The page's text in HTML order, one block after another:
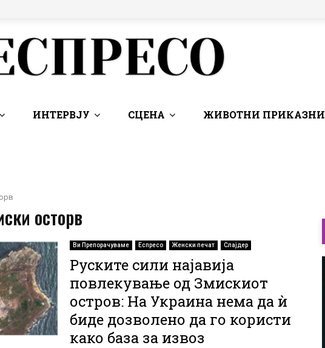
ИНТЕРВЈУ СЦЕНА ЖИВОТНИ ПРИКАЗНИ
осторв
Ви Препорачуваме Еспресо Женски печат Слајдер
Руските сили најавија
повлекување од Змискиот
остров: На Украина нема да ѝ
биде дозволено да го користи
како база за извоз